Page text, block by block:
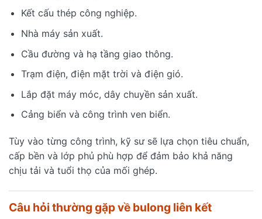
Kết cấu thép công nghiệp.
Nhà máy sản xuất.
Cầu đường và hạ tầng giao thông.
Trạm điện, điện mặt trời và điện gió.
Lắp đặt máy móc, dây chuyền sản xuất.
Cảng biển và công trình ven biển.
Tùy vào từng công trình, kỹ sư sẽ lựa chọn tiêu chuẩn,
cấp bền và lớp phủ phù hợp để đảm bảo khả năng
chịu tải và tuổi thọ của mối ghép.
Câu hỏi thường gặp về bulong liên kết